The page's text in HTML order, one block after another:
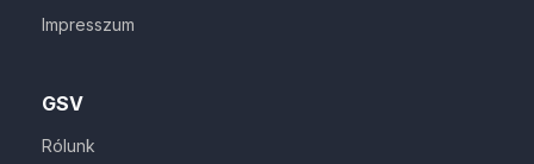
GSV
Rólunk
Impresszum